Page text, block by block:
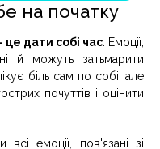
на початку
дати собі час. Емоції,
й можуть затьмарити
біль сам по собі, але
почуттів і оцінити
емоції, пов'язані зі